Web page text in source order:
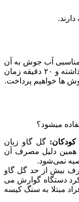
آب جوش به آن
اضافه کنید، قوری را روی کتری یا سماور گذاشته و ۲۰ دقیقه زمان
ها خواهیم پرداخت.
گل گاو زبان
همین دلیل مصرف آن
نمی‌شود.
بیش از حد گل گاو
دستگاه گوارش می
مبتلا به سنگ کیسه